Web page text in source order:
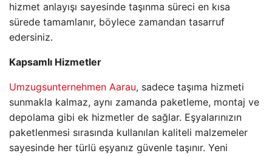
hizmet anlayışı sayesinde taşınma süreci en kısa
sürede tamamlanır, böylece zamandan tasarruf
edersiniz.
Kapsamlı Hizmetler
Umzugsunternehmen Aarau, sadece taşıma hizmeti
sunmakla kalmaz, aynı zamanda paketleme, montaj ve
depolama gibi ek hizmetler de sağlar. Eşyalarınızın
paketlenmesi sırasında kullanılan kaliteli malzemeler
sayesinde her türlü eşyanız güvenle taşınır. Yeni